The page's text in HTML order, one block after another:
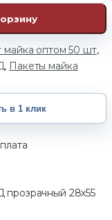
майка оптом 50 шт,
, Пакеты майка
в 1 клик